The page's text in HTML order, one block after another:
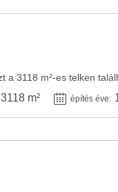
3118 m² építés éve: